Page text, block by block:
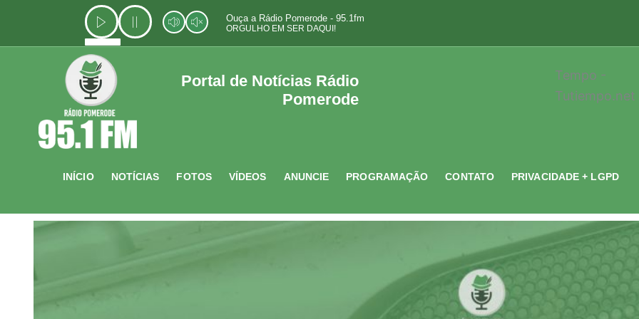
o
Ouça a Rádio Pomerode - 95.1fm
ORGULHO EM SER DAQUI!
Portal de Notícias Rádio
Pomerode
Tempo -
Tutiempo.net
INÍCIO NOTÍCIAS FOTOS VÍDEOS ANUNCIE PROGRAMAÇÃO CONTATO PRIVACIDADE + LGPD